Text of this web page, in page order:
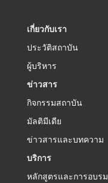
เกี่ยวกับเรา
ประวัติสถาบัน
ผู้บริหาร
ข่าวสาร
กิจกรรมสถาบัน
มัลติมีเดีย
ข่าวสารและบทความ
บริการ
หลักสูตรและการอบรม